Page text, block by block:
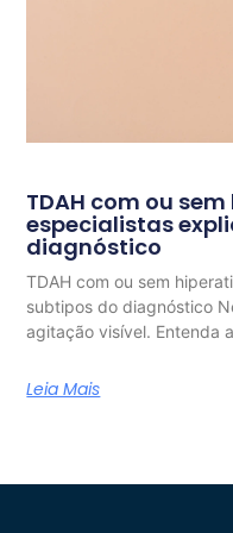
TDAH com ou
especialistas
diagnóstico
TDAH com ou sem
subtipos do diagnóstico
agitação visível. Entenda a
Leia Mais